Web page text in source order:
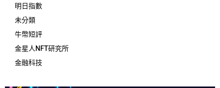
明日指數
未分類
牛幣短評
金星人NFT研究所
金融科技